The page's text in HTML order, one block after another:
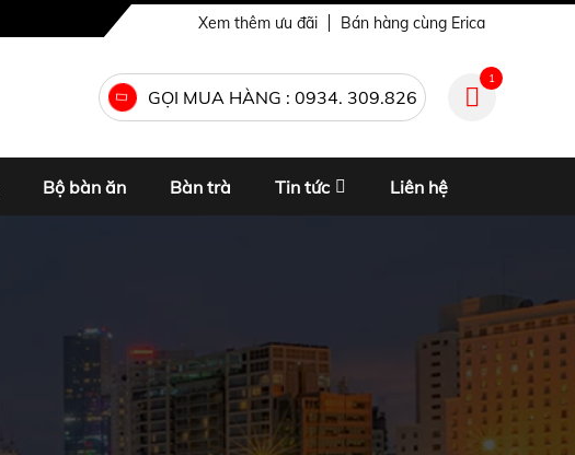
Xem thêm ưu đãi Bán hàng cùng Erica
GỌI MUA HÀNG : 0934. 309.826
1
Bộ bàn ăn Bàn trà Tin tức Liên hệ